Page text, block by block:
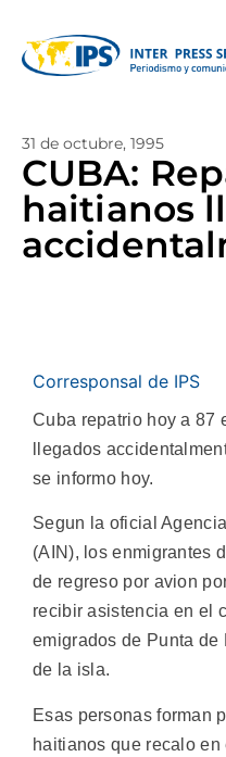
31 de octubre, 1995
CUBA:
haitianos
Corresponsal de IPS
Cuba repatrio hoy a 87
llegados
se informo hoy.
Segun la oficial
(AIN), los enmigrantes
de regreso por avion
recibir asistencia en el
emigrados de Punta de
de la isla.
Esas personas forman
haitianos que recalo